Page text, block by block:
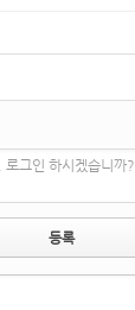
로그인 하시겠습니까?